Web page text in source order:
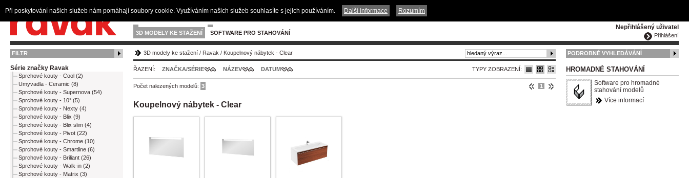
Nepřihlášený uživatel
Přihlášení
3D MODELY KE STAŽENÍ SOFTWARE PRO STAHOVÁNÍ
FILTR
Série značky Ravak
Sprchové kouty - Cool (2)
Umyvadla - Ceramic (8)
Sprchové kouty - Supernova (54)
Sprchové kouty - 10° (5)
Sprchové kouty - Nexty (4)
Sprchové kouty - Blix (9)
Sprchové kouty - Blix slim (4)
Sprchové kouty - Pivot (22)
Sprchové kouty - Chrome (10)
Sprchové kouty - Smartline (6)
Sprchové kouty - Briliant (26)
Sprchové kouty - Walk-in (2)
Sprchové kouty - Matrix (3)
3D modely ke stažení / Ravak / Koupelnový nábytek - Clear
TYPY ZOBRAZENÍ:
ŘAZENÍ: ZNAČKA/SÉRIE NÁZEV DATUM
1
Počet nalezených modelů: 3
Koupelnový nábytek - Clear
PODROBNÉ VYHLEDÁVÁNÍ
HROMADNÉ STAHOVÁNÍ
Software pro hromadné
stahování modelů
Více informací
Při poskytování našich služeb nám pomáhají soubory cookie. Využíváním našich služeb souhlasíte s jejich používáním. Další informace Rozumím